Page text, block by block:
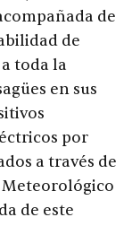
de
de
toda la
en sus
por
a través de
de este